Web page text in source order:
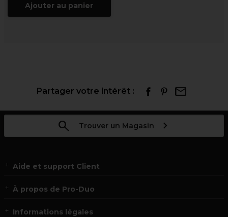
Ajouter au panier
Partager votre intérêt :
Trouver un Magasin
Aide et support Client
À propos de Pro-Duo
Informations légales